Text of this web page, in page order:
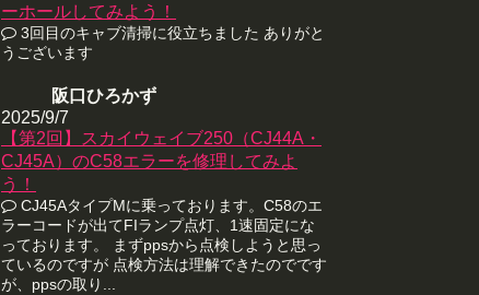
ーホールしてみよう！
3回目のキャブ清掃に役立ちました ありがと
うございます
阪口ひろかず
2025/9/7
【第2回】スカイウェイブ250（CJ44A・
CJ45A）のC58エラーを修理してみよ
う！
CJ45AタイプMに乗っております。C58のエ
ラーコードが出てFIランプ点灯、1速固定にな
っております。 まずppsから点検しようと思っ
ているのですが 点検方法は理解できたのでです
が、ppsの取り...